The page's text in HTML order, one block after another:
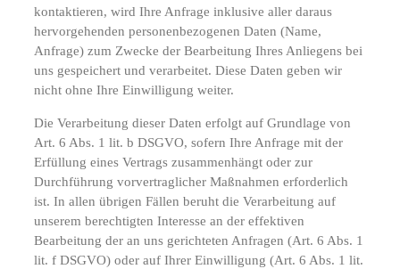
kontaktieren, wird Ihre Anfrage inklusive aller daraus
hervorgehenden personenbezogenen Daten (Name,
Anfrage) zum Zwecke der Bearbeitung Ihres Anliegens bei
uns gespeichert und verarbeitet. Diese Daten geben wir
nicht ohne Ihre Einwilligung weiter.
Die Verarbeitung dieser Daten erfolgt auf Grundlage von
Art. 6 Abs. 1 lit. b DSGVO, sofern Ihre Anfrage mit der
Erfüllung eines Vertrags zusammenhängt oder zur
Durchführung vorvertraglicher Maßnahmen erforderlich
ist. In allen übrigen Fällen beruht die Verarbeitung auf
unserem berechtigten Interesse an der effektiven
Bearbeitung der an uns gerichteten Anfragen (Art. 6 Abs. 1
lit. f DSGVO) oder auf Ihrer Einwilligung (Art. 6 Abs. 1 lit.